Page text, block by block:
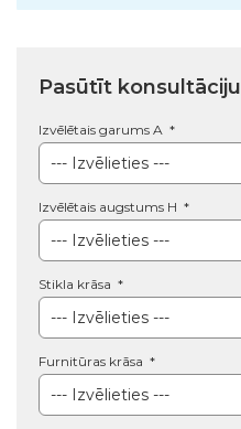
Pasūtīt konsultāciju
Izvēlētais garums A
Izvēlētais augstums H
Stikla krāsa
Furnitūras krāsa